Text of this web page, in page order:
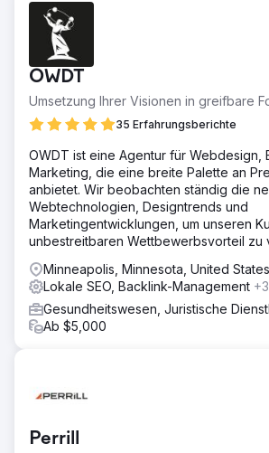
OWDT
Umsetzung Ihrer Visionen in greifbare
35 Erfahrungsberichte
OWDT ist eine Agentur für Webdesign,
Marketing, die eine breite Palette an
anbietet. Wir beobachten ständig die
Webtechnologien, Designtrends und
Marketingentwicklungen, um unseren
unbestreitbaren Wettbewerbsvorteil zu
Minneapolis, Minnesota, United States
Lokale SEO, Backlink-Management
Gesundheitswesen, Juristische
Ab $5,000
Perrill